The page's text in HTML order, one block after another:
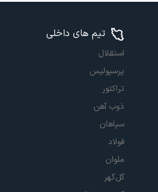
تیم های داخلی
استقلال
پرسپولیس
تراکتور
ذوب آهن
سپاهان
فولاد
ملوان
گل‌گهر